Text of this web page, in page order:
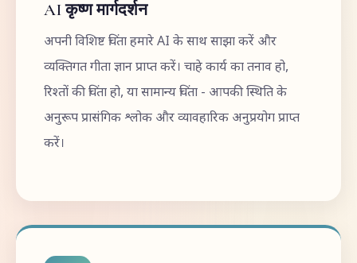
AI कृष्ण मार्गदर्शन
अपनी विशिष्ट चिंता हमारे AI के साथ साझा करें और
व्यक्तिगत गीता ज्ञान प्राप्त करें। चाहे कार्य का तनाव हो,
रिश्तों की चिंता हो, या सामान्य चिंता - आपकी स्थिति के
अनुरूप प्रासंगिक श्लोक और व्यावहारिक अनुप्रयोग प्राप्त
करें।